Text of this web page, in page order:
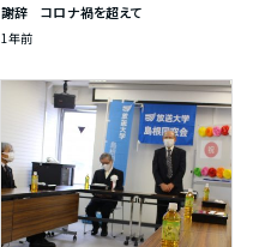
謝辞 コロナ禍を超えて
1年前